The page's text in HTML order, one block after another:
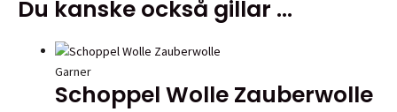
Du kanske också gillar …
Garner
Schoppel Wolle Zauberwolle